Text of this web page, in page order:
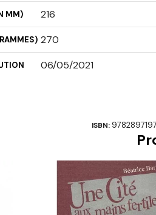
MM) 216
270
06/05/2021
ISBN: